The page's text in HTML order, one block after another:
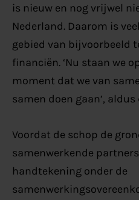
is nieuw en nog vrijwel
Nederland. Daarom is
gebied van bijvoorbeeld
financiën. ‘Nu staan we
moment dat we van
samen doen gaan’,
Voordat de schop de
samenwerkende
handtekening onder de